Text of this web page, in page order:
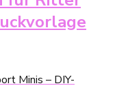
Minis – DIY-